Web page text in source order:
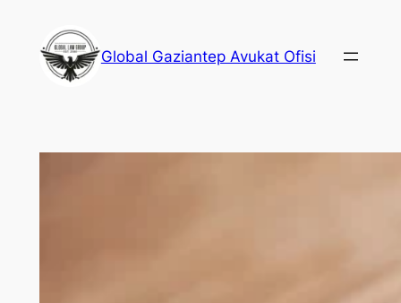
Global Gaziantep Avukat Ofisi